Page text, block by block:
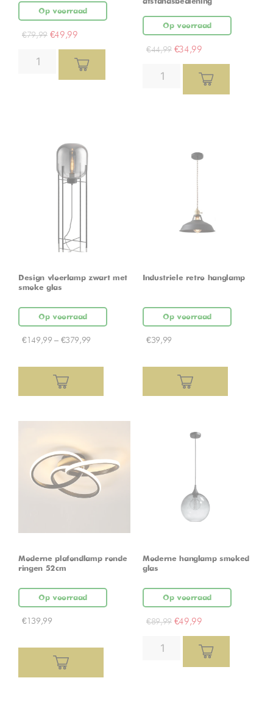
Op voorraad
€79,99 €49,99
Op voorraad
€44,99 €34,99
Design vloerlamp zwart met
smoke glas
Op voorraad
€149,99 – €379,99
Industriele retro hanglamp
Op voorraad
€39,99
Moderne plafondlamp ronde
ringen 52cm
Op voorraad
€139,99
Moderne hanglamp smoked
glas
Op voorraad
€89,99 €49,99